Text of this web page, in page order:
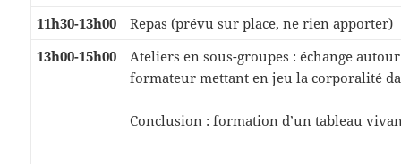
11h30-13h00
Repas (prévu sur place, ne rien apporter)
13h00-15h00
Ateliers en sous-groupes : échange
formateur mettant en jeu la corporalité
Conclusion : formation d’un tableau